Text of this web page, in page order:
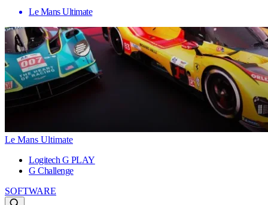
Le Mans Ultimate
Le Mans Ultimate
Logitech G PLAY
G Challenge
SOFTWARE